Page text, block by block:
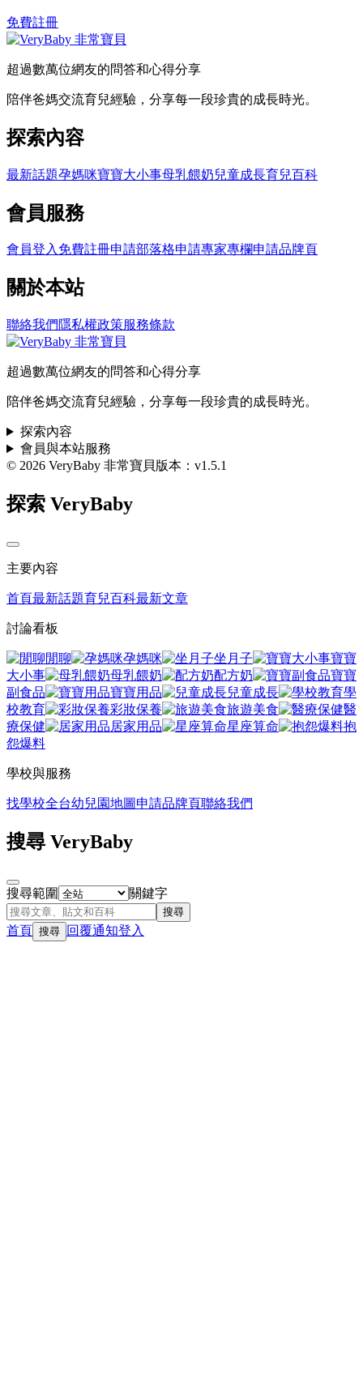
免費註冊
超過數萬位網友的問答和心得分享
陪伴爸媽交流育兒經驗，分享每一段珍貴的成長時光。
探索內容
最新話題孕媽咪寶寶大小事母乳餵奶兒童成長育兒百科
會員服務
會員登入免費註冊申請部落格申請專家專欄申請品牌頁
關於本站
聯絡我們 隱私權政策服務條款
超過數萬位網友的問答和心得分享
陪伴爸媽交流育兒經驗，分享每一段珍貴的成長時光。
探索內容
會員與本站服務
© 2026 VeryBaby 非常寶貝版本：v1.5.1
探索 VeryBaby
主要內容
首頁最新話題育兒百科最新文章
討論看板
閒聊 孕媽咪 坐月子
寶寶
大小事
母乳餵奶 配方奶
寶寶
副食品
寶寶用品 兒童成長
學
校教育
彩妝保養 旅遊美食
醫
療保健
居家用品 星座算命
抱
怨爆料
學校與服務
找學校全台幼兒園地圖 申請品牌頁聯絡我們
搜尋 VeryBaby
搜尋範圍 關鍵字
搜尋
首頁 搜尋 回覆通知登入